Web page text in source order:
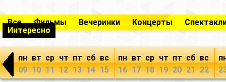
Все Фильмы Вечеринки Концерты
Интересно
пн
09
вт
10
ср
11
чт
12
пт
13
сб
14
вс
15
пн
16
вт
17
ср
18
чт
19
пт
20
сб
21
вс
22